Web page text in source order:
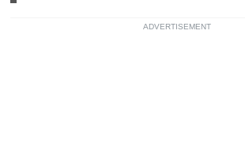
ADVERTISEMENT